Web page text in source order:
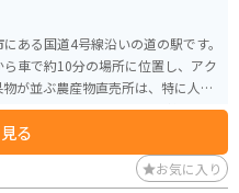
ある国道4号線沿いの道の駅です。
車で約10分の場所に位置し、アク
や、地元のお母さんたちが作る手
広
は、安達太良山や岳温泉など、観光
中をツーリングするのもおすすめ
る
お気に入り